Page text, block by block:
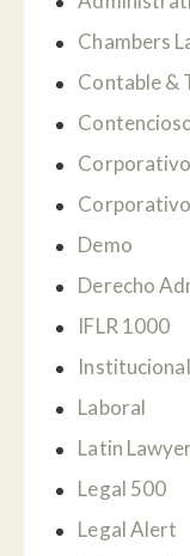
Chambers
Contable &
Corporativo
Corporativo
Demo
Derecho
IFLR 1000
Laboral
Latin
Legal 500
Legal Alert